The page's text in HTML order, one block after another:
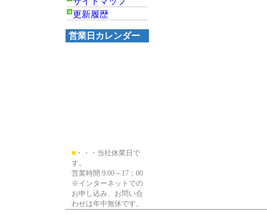
更新履歴
営業日カレンダー
■ ・・・当社休業日で
す。
営業時間 9:00～17：00
※インターネットでの
お申し込み、お問い合
わせは年中無休です。